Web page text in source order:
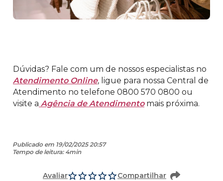
Dúvidas? Fale com um de nossos especialistas no
Atendimento Online, ligue para nossa Central de
Atendimento no telefone 0800 570 0800 ou
visite a Agência de Atendimentomais próxima.
Publicado em 19/02/2025 20:57
Tempo de leitura: 4min
Avaliar Compartilhar